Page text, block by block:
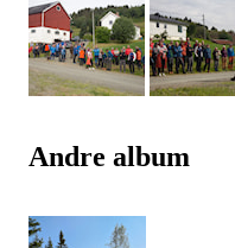
Andre album